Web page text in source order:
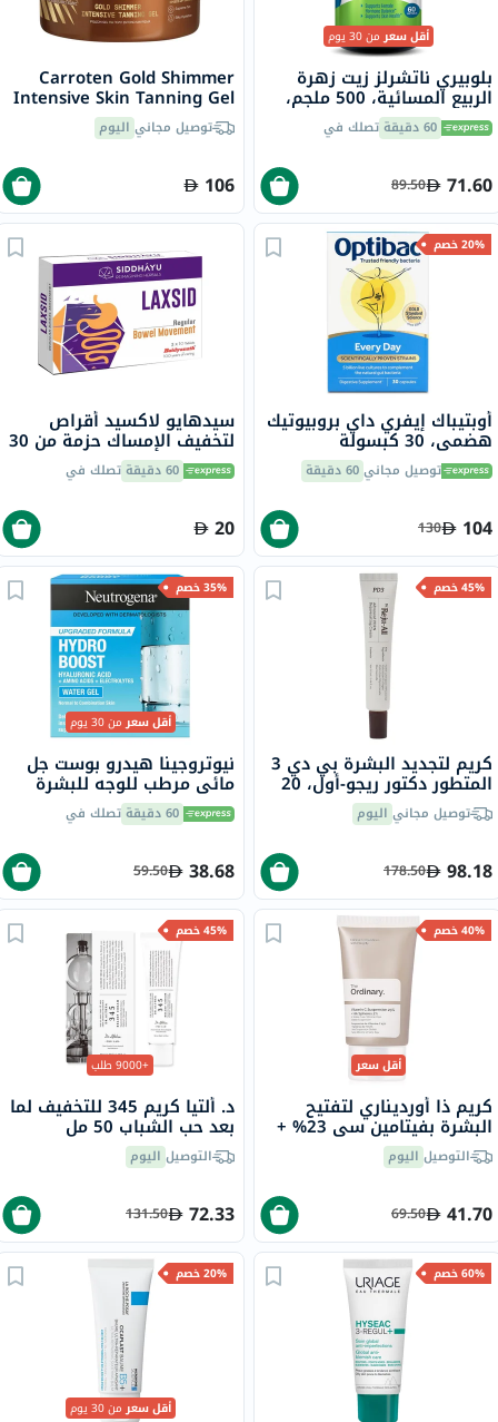
أقل سعرمن 30 يوم
بلوبيري ناتشرلز زيت زهرة
الربيع المسائية، 500 ملجم،
60 كبسولة هلامية 60 دقيقة تصلك في
71.60
89.50
Carroten Gold Shimmer
Intensive Skin Tanning Gel
150mlتوصيل مجاني اليوم
106
20% خصم
أوبتيباك إيفري داي بروبيوتيك
هضمي، 30 كبسولة
توصيل مجاني60 دقيقة
104
130
سيدهايو لاكسيد أقراص
لتخفيف الإمساك حزمة من 30
60 دقيقة تصلك في
20
45% خصم
كريم لتجديد البشرة بي دي 3
المتطور دكتور ريجو-أول، 20
ملتوصيل مجاني اليوم
98.18
178.50
35% خصم
أقل سعرمن 30 يوم
نيوتروجينا هيدرو بوست جل
مائي مرطب للوجه للبشرة
العادية إلى المختلطة 50 مل
60 دقيقة تصلك في
38.68
59.50
40% خصم
أقل سعر
كريم ذا أورديناري لتفتيح
البشرة بفيتامين سي 23% +
30 ملالتوصيل اليوم
41.70
69.50
45% خصم
+9000 طلب
د. ألتيا كريم 345 للتخفيف لما
بعد حب الشباب 50 مل
التوصيل اليوم
72.33
131.50
60% خصم 20% خصم
أقل سعرمن 30 يوم